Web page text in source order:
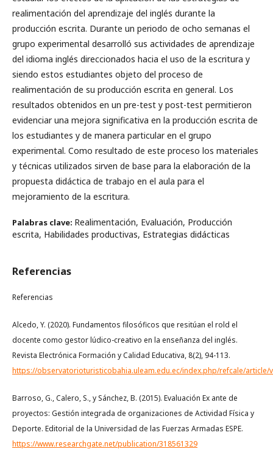
realimentación del aprendizaje del inglés durante la
producción escrita. Durante un periodo de ocho semanas el
grupo experimental desarrolló sus actividades de aprendizaje
del idioma inglés direccionados hacia el uso de la escritura y
siendo estos estudiantes objeto del proceso de
realimentación de su producción escrita en general. Los
resultados obtenidos en un pre-test y post-test permitieron
evidenciar una mejora significativa en la producción escrita de
los estudiantes y de manera particular en el grupo
experimental. Como resultado de este proceso los materiales
y técnicas utilizados sirven de base para la elaboración de la
propuesta didáctica de trabajo en el aula para el
mejoramiento de la escritura.
Palabras clave: Realimentación, Evaluación, Producción
escrita, Habilidades productivas, Estrategias didácticas
Referencias
Referencias
Alcedo, Y. (2020). Fundamentos filosóficos que resitúan el rold el
docente como gestor lúdico-creativo en la enseñanza del inglés.
Revista Electrónica Formación y Calidad Educativa, 8(2), 94-113.
https://observatorioturisticobahia.uleam.edu.ec/index.php/refcale/article/
Barroso, G., Calero, S., y Sánchez, B. (2015). Evaluación Ex ante de
proyectos: Gestión integrada de organizaciones de Actividad Física y
Deporte. Editorial de la Universidad de las Fuerzas Armadas ESPE.
https://www.researchgate.net/publication/318561329